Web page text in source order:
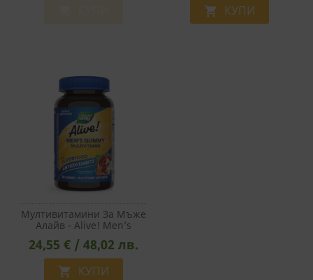
 КУПИ
Мултивитамини За Мъже
Алайв - Alive! Men’s
Gummy Complete
Multivitamin, 60
Желирани Таблетки
24,55 € / 48,02 лв.
 КУПИ